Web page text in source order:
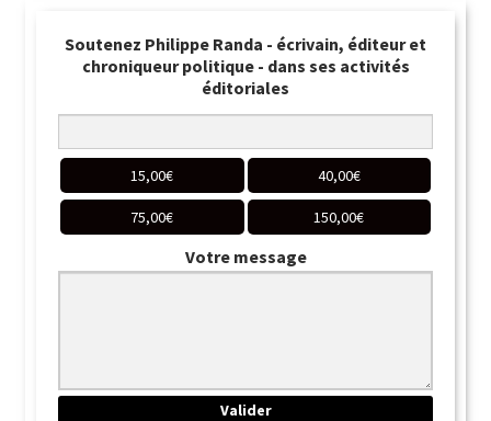
Soutenez Philippe Randa - écrivain, éditeur et
chroniqueur politique - dans ses activités
éditoriales
15,00€ 40,00€
75,00€ 150,00€
Votre message